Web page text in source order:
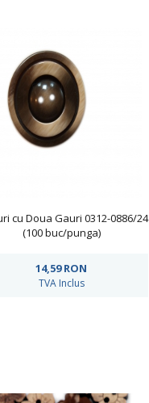
cu Doua Gauri 0312-0886/24
(100 buc/punga)
14,59RON
TVA Inclus